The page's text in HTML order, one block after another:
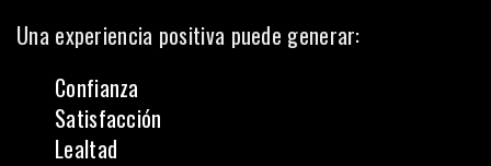
Una experiencia positiva puede generar:
Confianza
Satisfacción
Lealtad